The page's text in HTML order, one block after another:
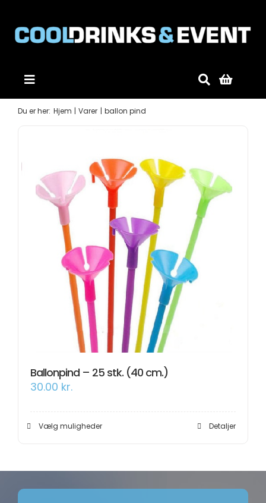
Toggle
Navigation
Forside
Mobildiskotek
Du er her: Hjem Varer ballon pind
Ballonpind – 25 stk. (40 cm.)
30.00 kr.
Vælg mulighederDette
Mulighederne
vælges
Detaljer